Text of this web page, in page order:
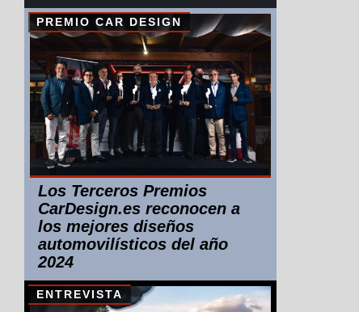
PREMIO CAR DESIGN
Los Terceros Premios
CarDesign.es reconocen a
los mejores diseños
automovilísticos del año
2024
ENTREVISTA